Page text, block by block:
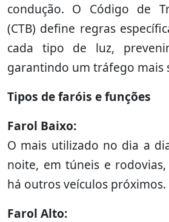
condução. O Código de
(CTB) define regras
cada tipo de luz,
garantindo um tráfego mais
Tipos de faróis e funções
Farol Baixo:
O mais utilizado no dia a
noite, em túneis e
há outros veículos próximos.
Farol Alto: